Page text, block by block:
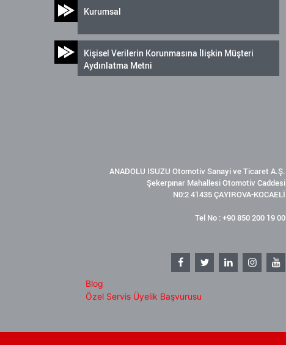
Kurumsal
Kişisel Verilerin Korunmasına İlişkin Müşteri
Aydınlatma Metni
ANADOLU ISUZU Otomotiv Sanayi ve Ticaret A.Ş.
Şekerpınar Mahallesi Otomotiv Caddesi
N0:2 41435 ÇAYIROVA-KOCAELİ
Tel No : +90 850 200 19 00
Blog
Özel Servis Üyelik Başvurusu